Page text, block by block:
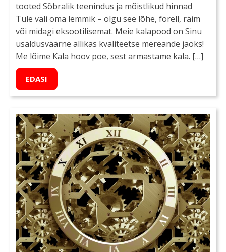
tooted Sõbralik teenindus ja mõistlikud hinnad
Tule vali oma lemmik – olgu see lõhe, forell, räim
või midagi eksootilisemat. Meie kalapood on Sinu
usaldusväärne allikas kvaliteetse mereande jaoks!
Me lõime Kala hoov poe, sest armastame kala. […]
EDASI